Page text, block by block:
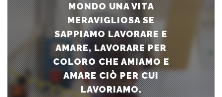
MONDO UNA VITA
MERAVIGLIOSA SE
SAPPIAMO LAVORARE E
AMARE, LAVORARE PER
COLORO CHE AMIAMO E
AMARE CIÒ PER CUI
LAVORIAMO.